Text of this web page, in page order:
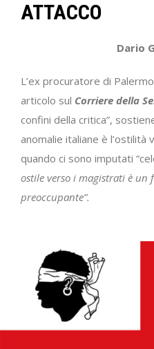
ATTACCO
Dario
L’ex procuratore di
articolo sul Corriere della
confini della critica”,
anomalie italiane è l’ostilità
quando ci sono imputati
ostile verso i magistrati è un
preoccupante”.